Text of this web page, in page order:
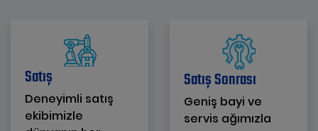
Satış
Deneyimli satış
ekibimizle
Satış Sonrası
Geniş bayi ve
servis ağımızla